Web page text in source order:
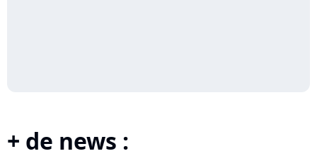
+ de news :